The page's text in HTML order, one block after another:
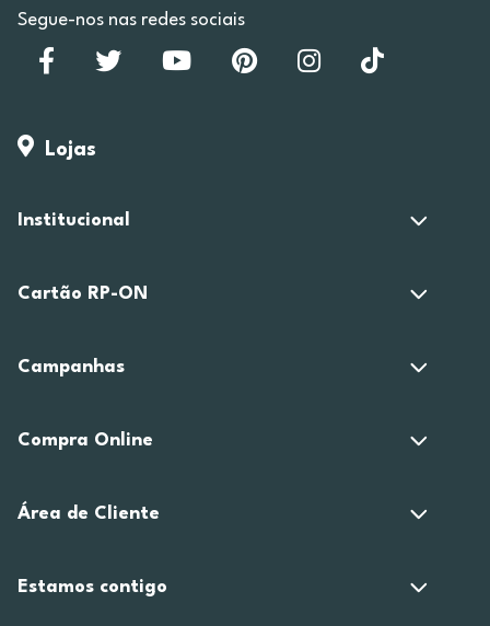
Segue-nos nas redes sociais
Lojas
Institucional
Cartão RP-ON
Campanhas
Compra Online
Área de Cliente
Estamos contigo